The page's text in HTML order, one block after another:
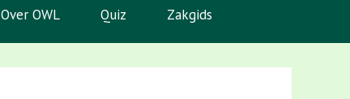
Over OWL Quiz Zakgids